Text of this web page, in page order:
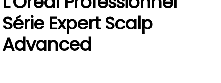
Série Expert Scalp
Advanced